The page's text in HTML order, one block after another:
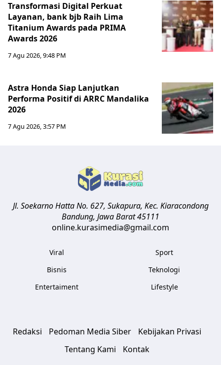
Transformasi Digital Perkuat
Layanan, bank bjb Raih Lima
Titanium Awards pada PRIMA
Awards 2026
7 Agu 2026, 9:48 PM
Astra Honda Siap Lanjutkan
Performa Positif di ARRC Mandalika
2026
7 Agu 2026, 3:57 PM
Jl. Soekarno Hatta No. 627, Sukapura, Kec. Kiaracondong
Bandung, Jawa Barat45111
online.kurasimedia@gmail.com
Viral
Bisnis
Entertaiment
Sport
Teknologi
Lifestyle
Redaksi Pedoman Media Siber
Kebijakan Privasi
Tentang Kami
Kontak